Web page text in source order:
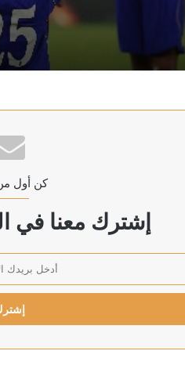
الناقلة
مع زوجها أمام الكعبة يثير جدلا
عن احتمالية انضمام مصر إلى
كن أول
إشترك معنا في